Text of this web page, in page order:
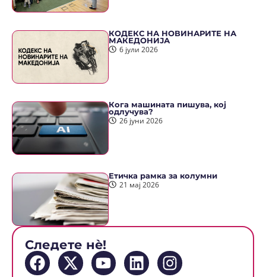
КОДЕКС НА НОВИНАРИТЕ НА
МАКЕДОНИЈА
6 јули 2026
Кога машината пишува, кој
одлучува?
26 јуни 2026
Етичка рамка за колумни
21 мај 2026
Следете нè!